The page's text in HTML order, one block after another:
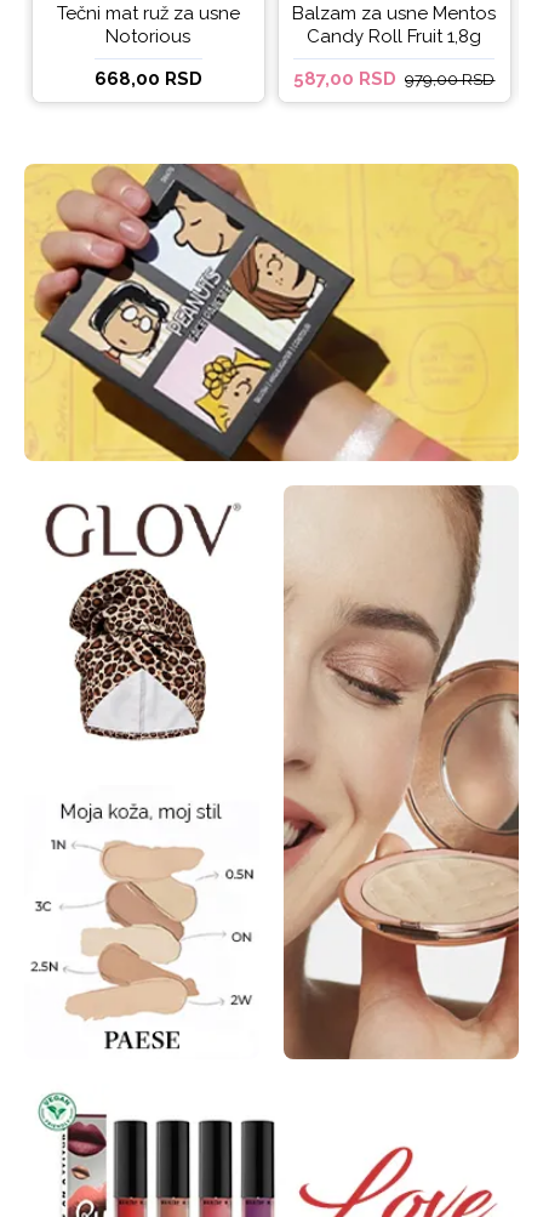
Tečni mat ruž za usne
Notorious
668,00 RSD
Balzam za usne Mentos
Candy Roll Fruit 1,8g
587,00 RSD 979,00 RSD